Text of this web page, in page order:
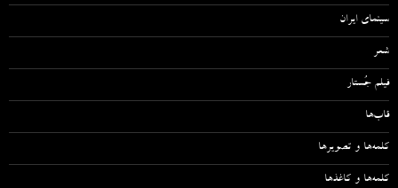
سینمای ایران
شعر
فیلم جُستار
قاب‌ها
کلمه‌ها و تصویرها
کلمه‌ها و کاغذها